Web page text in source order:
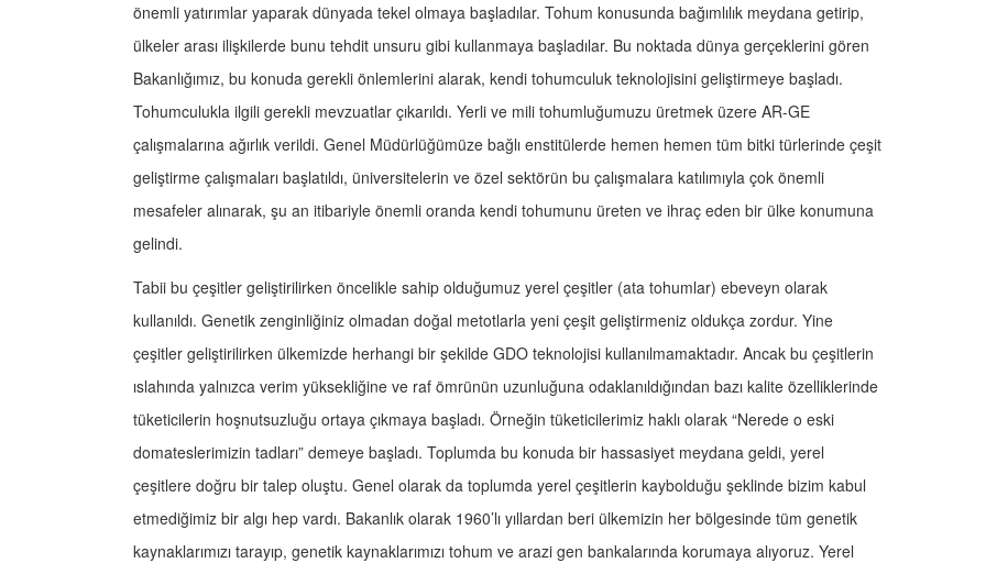
önemli yatırımlar yaparak dünyada tekel olmaya başladılar. Tohum konusunda bağımlılık meydana getirip,
ülkeler arası ilişkilerde bunu tehdit unsuru gibi kullanmaya başladılar. Bu noktada dünya gerçeklerini gören
Bakanlığımız, bu konuda gerekli önlemlerini alarak, kendi tohumculuk teknolojisini geliştirmeye başladı.
Tohumculukla ilgili gerekli mevzuatlar çıkarıldı. Yerli ve mili tohumluğumuzu üretmek üzere AR-GE
çalışmalarına ağırlık verildi. Genel Müdürlüğümüze bağlı enstitülerde hemen hemen tüm bitki türlerinde çeşit
geliştirme çalışmaları başlatıldı, üniversitelerin ve özel sektörün bu çalışmalara katılımıyla çok önemli
mesafeler alınarak, şu an itibariyle önemli oranda kendi tohumunu üreten ve ihraç eden bir ülke konumuna
gelindi.
Tabii bu çeşitler geliştirilirken öncelikle sahip olduğumuz yerel çeşitler (ata tohumlar) ebeveyn olarak
kullanıldı. Genetik zenginliğiniz olmadan doğal metotlarla yeni çeşit geliştirmeniz oldukça zordur. Yine
çeşitler geliştirilirken ülkemizde herhangi bir şekilde GDO teknolojisi kullanılmamaktadır. Ancak bu çeşitlerin
ıslahında yalnızca verim yüksekliğine ve raf ömrünün uzunluğuna odaklanıldığından bazı kalite özelliklerinde
tüketicilerin hoşnutsuzluğu ortaya çıkmaya başladı. Örneğin tüketicilerimiz haklı olarak “Nerede o eski
domateslerimizin tadları” demeye başladı. Toplumda bu konuda bir hassasiyet meydana geldi, yerel
çeşitlere doğru bir talep oluştu. Genel olarak da toplumda yerel çeşitlerin kaybolduğu şeklinde bizim kabul
etmediğimiz bir algı hep vardı. Bakanlık olarak 1960’lı yıllardan beri ülkemizin her bölgesinde tüm genetik
kaynaklarımızı tarayıp, genetik kaynaklarımızı tohum ve arazi gen bankalarında korumaya alıyoruz. Yerel